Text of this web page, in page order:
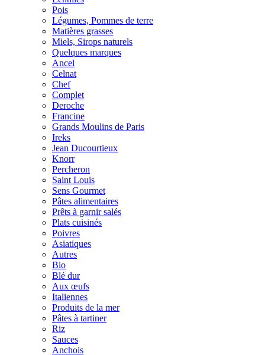
Pois
Légumes, Pommes de terre
Matières grasses
Miels, Sirops naturels
Quelques marques
Ancel
Celnat
Chef
Complet
Deroche
Francine
Grands Moulins de Paris
Ireks
Jean Ducourtieux
Knorr
Percheron
Saint Louis
Sens Gourmet
Pâtes alimentaires
Prêts à garnir salés
Plats cuisinés
Poivres
Asiatiques
Autres
Bio
Blé dur
Aux œufs
Italiennes
Produits de la mer
Pâtes à tartiner
Riz
Sauces
Anchois